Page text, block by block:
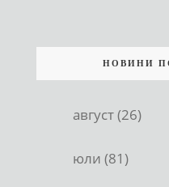
НОВИНИ
август (26)
юли (81)